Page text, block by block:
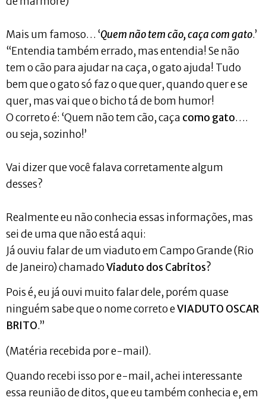
Mais um famoso… ‘Quem não tem cão, caça com gato.’
“Entendia também errado, mas entendia! Se não
tem o cão para ajudar na caça, o gato ajuda! Tudo
bem que o gato só faz o que quer, quando quer e se
quer, mas vai que o bicho tá de bom humor!
O correto é: ‘Quem não tem cão, caça como gato….
ou seja, sozinho!’
Vai dizer que você falava corretamente algum
desses?
Realmente eu não conhecia essas informações, mas
sei de uma que não está aqui:
Já ouviu falar de um viaduto em Campo Grande (Rio
de Janeiro) chamadoViaduto dos Cabritos?
Pois é, eu já ouvi muito falar dele, porém quase
ninguém sabe que o nome correto eVIADUTO OSCAR
BRITO.”
(Matéria recebida por e-mail).
Quando recebi isso por e-mail, achei interessante
essa reunião de ditos, que eu também conhecia e, em